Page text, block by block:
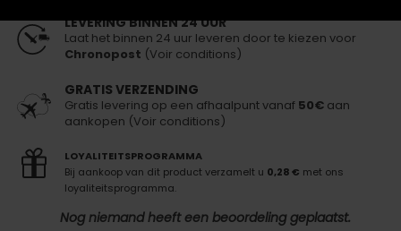
LEVERING BINNEN 24 UUR
Laat het binnen 24 uur leveren door te kiezen voor
Chronopost (Voir conditions)
GRATIS VERZENDING
Gratis levering op een afhaalpunt vanaf 50€ aan
aankopen (Voir conditions)
LOYALITEITSPROGRAMMA
Bij aankoop van dit product verzamelt u 0,28 € met ons
loyaliteitsprogramma.
Nog niemand heeft een beoordeling geplaatst.